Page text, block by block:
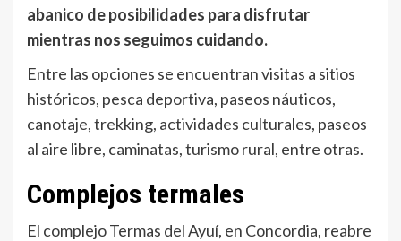
abanico de posibilidades para disfrutar
mientras nos seguimos cuidando.
Entre las opciones se encuentran visitas a sitios
históricos, pesca deportiva, paseos náuticos,
canotaje, trekking, actividades culturales, paseos
al aire libre, caminatas, turismo rural, entre otras.
Complejos termales
El complejo Termas del Ayuí, en Concordia, reabre